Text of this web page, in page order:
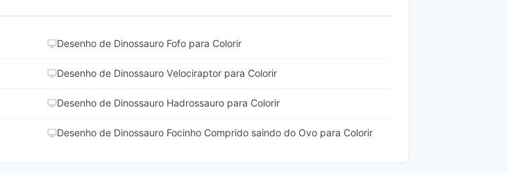
Desenho de Dinossauro Fofo para Colorir
Desenho de Dinossauro Velociraptor para Colorir
Desenho de Dinossauro Hadrossauro para Colorir
Desenho de Dinossauro Focinho Comprido saindo do Ovo para Colorir